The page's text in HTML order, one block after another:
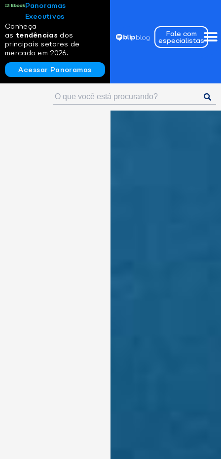
Panoramas
Executivos
Conheça
as tendências dos
principais setores de
mercado em 2026.
Acessar Panoramas
Fale com
especialistas